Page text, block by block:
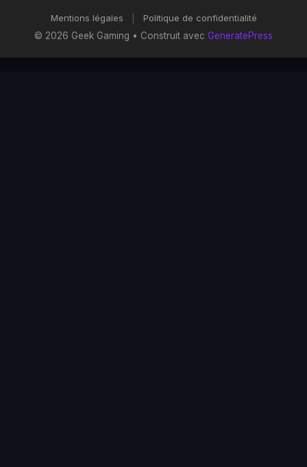
Mentions légales
Politique de confidentialité
© 2026 Geek Gaming • Construit avec GeneratePress